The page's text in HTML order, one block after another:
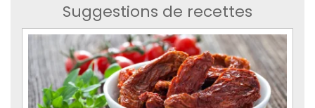
Suggestions de recettes